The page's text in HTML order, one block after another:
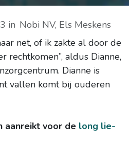
in Nobi NV, Els Meskens
net, of ik zakte al door de
rechtkomen”, aldus Dianne,
Dianne is
vallen komt bij ouderen
aanreikt voor de long lie-